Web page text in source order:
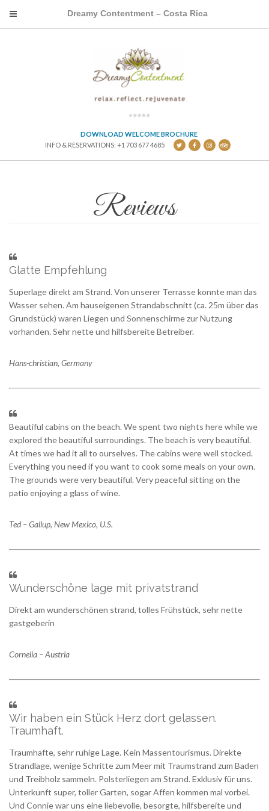
Dreamy Contentment – Costa Rica
DOWNLOAD WELCOME BROCHURE
INFO & RESERVATIONS: +1 703 677 4685
Reviews
Glatte Empfehlung
Superlage direkt am Strand. Von unserer Terrasse konnte man das
Wasser sehen. Am hauseigenen Strandabschnitt (ca. 25m über das
Grundstück) waren Liegen und Sonnenschirme zur Nutzung
vorhanden. Sehr nette und hilfsbereite Betreiber.
Hans-christian, Germany
Beautiful cabins on the beach. We spent two nights here while we
explored the beautiful surroundings. The beach is very beautiful.
At times we had it all to ourselves. The cabins were well stocked.
Everything you need if you want to cook some meals on your own.
The grounds were very beautiful. Very peaceful sitting on the
patio enjoying a glass of wine.
Ted – Gallup, New Mexico, U.S.
Wunderschöne lage mit privatstrand
Direkt am wunderschönen strand, tolles Frühstück, sehr nette
gastgeberin
Cornelia – Austria
Wir haben ein Stück Herz dort gelassen.
Traumhaft.
Traumhafte, sehr ruhige Lage. Kein Massentourismus. Direkte
Strandlage, wenige Schritte zum Meer mit Traumstrand zum Baden
und Treibholz sammeln. Polsterliegen am Strand. Exklusiv für uns.
Unterkunft super, toller Garten, sogar Affen kommen mal vorbei.
Und Connie war uns eine liebevolle, besorgte, hilfsbereite und